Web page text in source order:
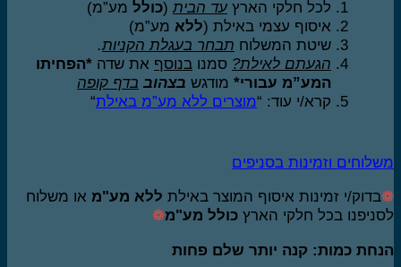
לכל חלקי הארץעד הבית(כוללמע”מ)
איסוף עצמי באילת (ללאמע”מ)
שיטת המשלוחתבחר בעגלת הקניות.
הגעתם לאילת?סמנובנוסףאת שדה*הפחיתו
המע”מ עבורי*מודגשבצהובבדף קופה
קרא/י עוד: “מוצרים ללא מע”מ באילת“
וזמינות בסניפים
בדוק/י זמינות איסוף המוצר באילתללא מע"מאו משלוח
בכל חלקי הארץכולל מע"מ❁
כמות: קנה יותר שלם פחות